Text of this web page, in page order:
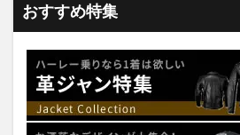
おすすめ特集